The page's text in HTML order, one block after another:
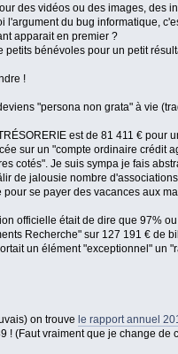
des vidéos ou des images, des
l'argument du bug informatique,
apparait en premier ?
bénévoles pour un petit
!
"persona non grata" à vie
est de 81 411 € pour
sur un "compte ordinaire crédit
cotés". Je suis sympa je fais
de jalousie nombre
se payer des vacances aux
officielle était de dire que 97%
Recherche" sur 127 191 € de
un élément "exceptionnel" un
on trouve le rapport annuel
(Faut vraiment que je change